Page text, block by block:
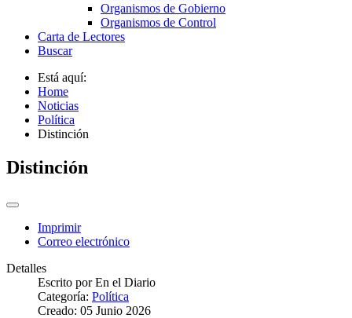
Organismos de Gobierno
Organismos de Control
Carta de Lectores
Buscar
Está aquí:
Home
Noticias
Política
Distinción
Distinción
Imprimir
Correo electrónico
Detalles
Escrito porEn el Diario
Categoría: Política
Creado: 05 Junio 2026